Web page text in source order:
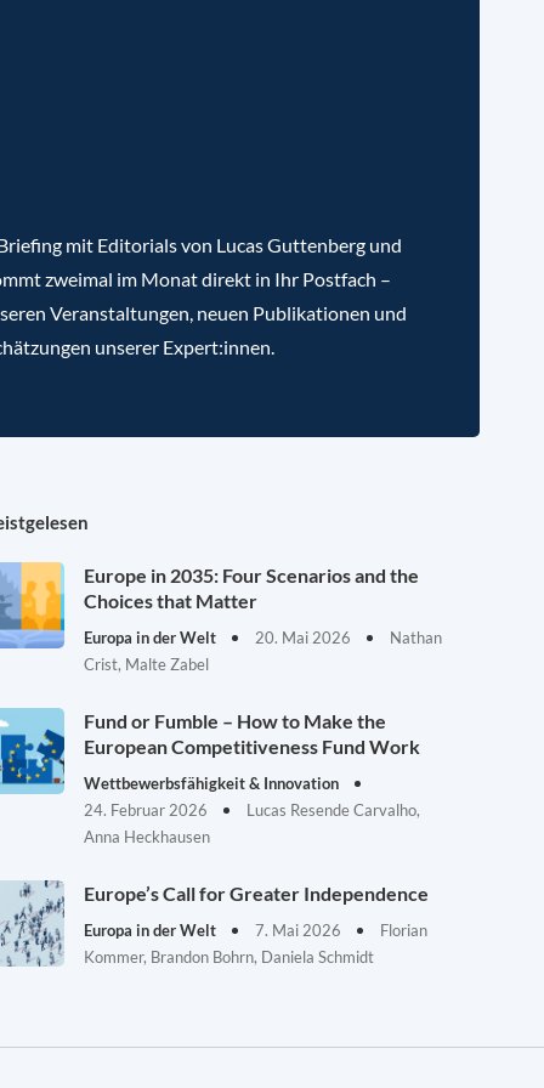
mit Editorials von Lucas Guttenberg und
zweimal im Monat direkt in Ihr Postfach –
Veranstaltungen, neuen Publikationen und
unserer Expert:innen.
Europe in 2035: Four Scenarios and the
Choices that Matter
Europa in der Welt 20. Mai 2026
Nathan
Crist, Malte Zabel
Fund or Fumble – How to Make the
European Competitiveness Fund Work
Wettbewerbsfähigkeit & Innovation
24. Februar 2026
Lucas Resende Carvalho,
Anna Heckhausen
Europe’s Call for Greater Independence
Europa in der Welt 7. Mai 2026
Florian
Kommer, Brandon Bohrn, Daniela Schmidt